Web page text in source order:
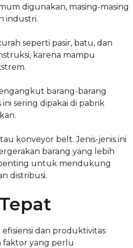
digunakan, masing-masing
industri.
seperti pasir, batu, dan
karena mampu
barang-barang
sering dipakai di pabrik
konveyor belt. Jenis-jenis ini
barang yang lebih
penting untuk mendukung
distribusi.
dan produktivitas
faktor yang perlu